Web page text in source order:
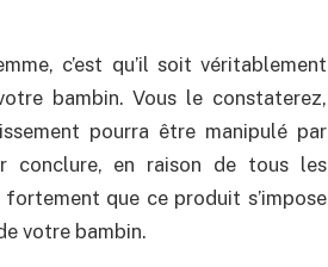
c’est qu’il soit véritablement
bambin. Vous le constaterez,
pourra être manipulé par
conclure, en raison de tous les
que ce produit s’impose
votre bambin.